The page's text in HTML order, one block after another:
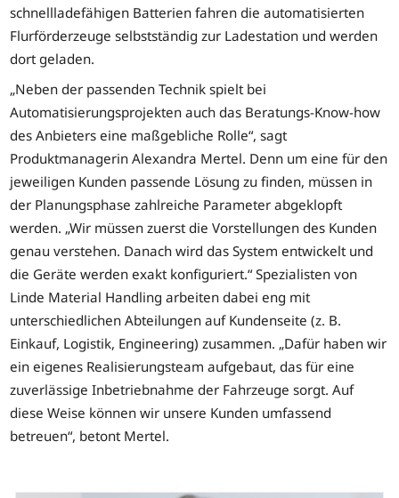
schnellladefähigen Batterien fahren die automatisierten
Flurförderzeuge selbstständig zur Ladestation und werden
dort geladen.
„Neben der passenden Technik spielt bei
Automatisierungsprojekten auch das Beratungs-Know-how
des Anbieters eine maßgebliche Rolle“, sagt
Produktmanagerin Alexandra Mertel. Denn um eine für den
jeweiligen Kunden passende Lösung zu finden, müssen in
der Planungsphase zahlreiche Parameter abgeklopft
werden. „Wir müssen zuerst die Vorstellungen des Kunden
genau verstehen. Danach wird das System entwickelt und
die Geräte werden exakt konfiguriert.“ Spezialisten von
Linde Material Handling arbeiten dabei eng mit
unterschiedlichen Abteilungen auf Kundenseite (z. B.
Einkauf, Logistik, Engineering) zusammen. „Dafür haben wir
ein eigenes Realisierungsteam aufgebaut, das für eine
zuverlässige Inbetriebnahme der Fahrzeuge sorgt. Auf
diese Weise können wir unsere Kunden umfassend
betreuen“, betont Mertel.